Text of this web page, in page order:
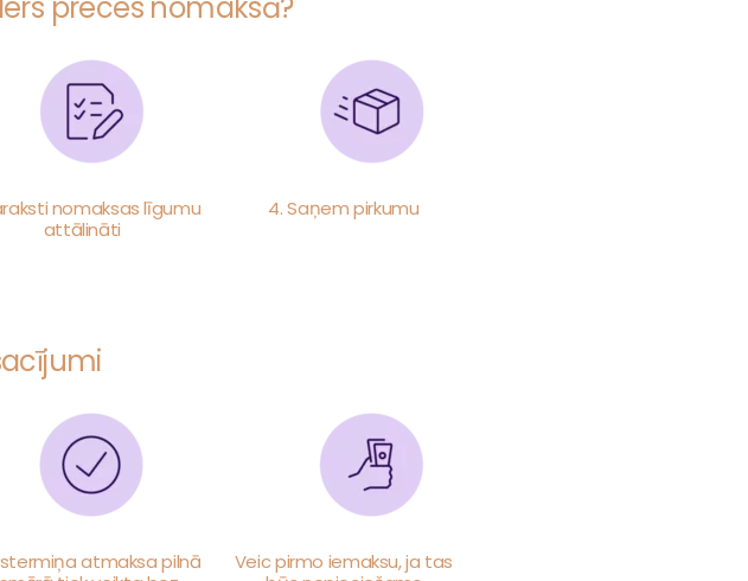
preces nomaksā?
nomaksas līgumu
attālināti
4. Saņem pirkumu
atmaksa pilnā
Veic pirmo iemaksu, ja tas